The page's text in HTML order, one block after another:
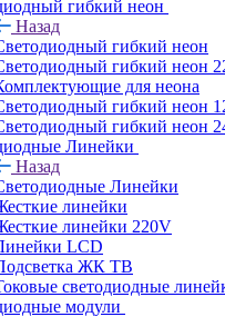
гибкий неон
Назад
гибкий неон
гибкий неон
для неона
гибкий неон
гибкий неон
Линейки
Назад
Линейки
линейки
линейки 220V
LCD
ЖК ТВ
светодиодные
модули